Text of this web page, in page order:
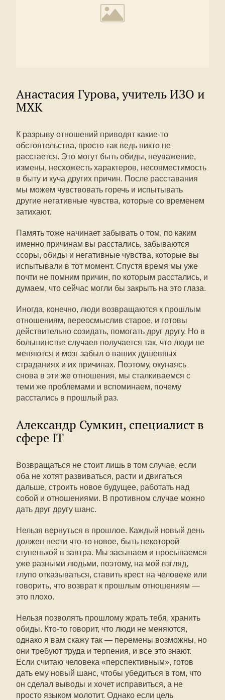
Анастасия Гурова, учитель ИЗО и
МХК
К разрыву отношений приводят какие-то
обстоятельства, просто так ведь никто не
расстается. Это могут быть обиды, неуважение,
измены, несхожесть характеров, несовместимость
в быту и куча других причин. После расставания
мы можем чувствовать горечь и испытывать
другие негативные чувства, которые со временем
затихают.
Память тоже начинает забывать о том, по каким
именно причинам вы расстались, забываются
ссоры, обиды и негативные чувства, которые вы
испытывали в тот момент. Спустя время мы уже
почти не помним причин, по которым расстались, и
думаем, что сейчас могли бы закрыть на это глаза.
Иногда, конечно, люди возвращаются к прошлым
отношениям, переосмыслив старое, и готовы
действительно созидать, помогать друг другу. Но в
большинстве случаев получается так, что люди не
меняются и мозг забыл о ваших душевных
страданиях и их причинах. Поэтому, окунаясь
снова в эти же отношения, мы сталкиваемся с
теми же проблемами и вспоминаем, почему
расстались в прошлый раз.
Александр Сумкин, специалист в
сфере IT
Возвращаться не стоит лишь в том случае, если
оба не хотят развиваться, расти и двигаться
дальше, строить новое будущее, работать над
собой и отношениями. В противном случае можно
дать друг другу шанс.
Нельзя вернуться в прошлое. Каждый новый день
должен нести что-то новое, быть некоторой
ступенькой в завтра. Мы засыпаем и просыпаемся
уже разными людьми, поэтому, на мой взгляд,
глупо отказываться, ставить крест на человеке или
говорить, что возврат к прошлым отношениям —
это плохо.
Нельзя позволять прошлому жрать тебя, хранить
обиды. Кто-то говорит, что люди не меняются,
однако я вам скажу так — перемены возможны, но
они требуют труда и терпения, и все это знают.
Если считаю человека «перспективным», готов
дать ему новый шанс, чтобы убедиться в том, что
он сделал выводы и хочет исправиться, а не
просто языком молотит. Однако если цель